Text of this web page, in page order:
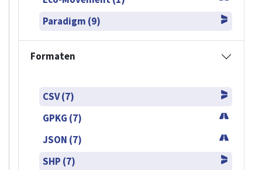
Paradigm (9)
Formaten
CSV (7)
GPKG (7)
JSON (7)
SHP (7)